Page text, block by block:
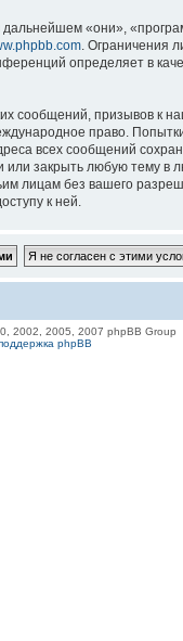
«они»,
. Ограничения
определяет в
сообщений, призывов к
право.
всех сообщений
закрыть любую тему в
лицам без вашего
к ней.
2002, 2005, 2007 phpBB Group
phpBB